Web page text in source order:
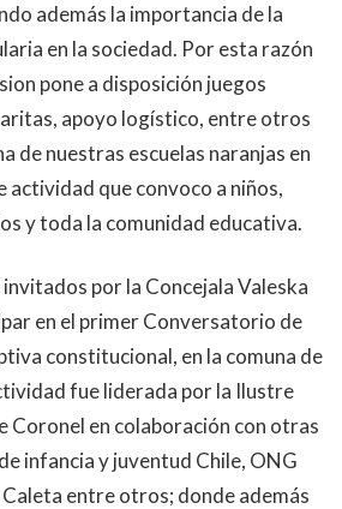
además la importancia de la
en la sociedad. Por esta razón
pone a disposición juegos
apoyo logístico, entre otros
de nuestras escuelas naranjas en
que convoco a niños,
y toda la comunidad educativa.
por la Concejala Valeska
en el primer Conversatorio de
constitucional, en la comuna de
fue liderada por la Ilustre
Coronel en colaboración con otras
infancia y juventud Chile, ONG
entre otros; donde además